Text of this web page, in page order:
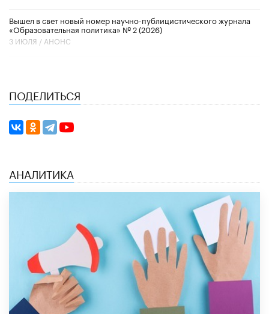
Вышел в свет новый номер научно-публицистического журнала
«Образовательная политика» № 2 (2026)
3 ИЮЛЯ / АНОНС
ПОДЕЛИТЬСЯ
АНАЛИТИКА